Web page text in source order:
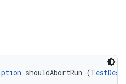
shouldAbortRun (